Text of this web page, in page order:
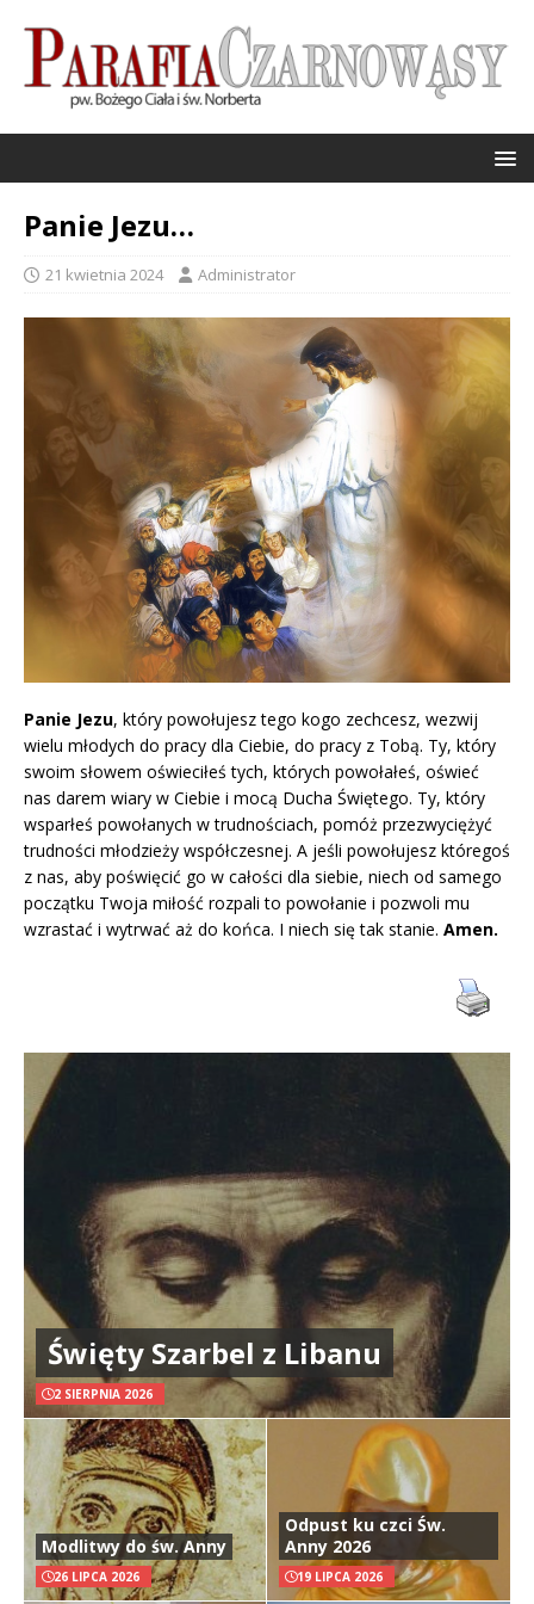
Panie Jezu…
21 kwietnia 2024 Administrator
Panie Jezu, który powołujesz tego kogo zechcesz, wezwij
wielu młodych do pracy dla Ciebie, do pracy z Tobą. Ty, który
swoim słowem oświeciłeś tych, których powołałeś, oświeć
nas darem wiary w Ciebie i mocą Ducha Świętego. Ty, który
wsparłeś powołanych w trudnościach, pomóż przezwyciężyć
trudności młodzieży współczesnej. A jeśli powołujesz któregoś
z nas, aby poświęcić go w całości dla siebie, niech od samego
początku Twoja miłość rozpali to powołanie i pozwoli mu
wzrastać i wytrwać aż do końca. I niech się tak stanie. Amen.
Święty Szarbel z Libanu
2 SIERPNIA 2026
Modlitwy do św. Anny
26 LIPCA 2026
Odpust ku czci Św.
Anny 2026
19 LIPCA 2026